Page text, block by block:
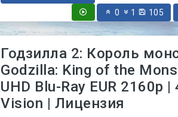
0
1 105
Годзилла 2: Король
Godzilla: King of the
UHD Blu-Ray EUR 2160p |
Vision | Лицензия